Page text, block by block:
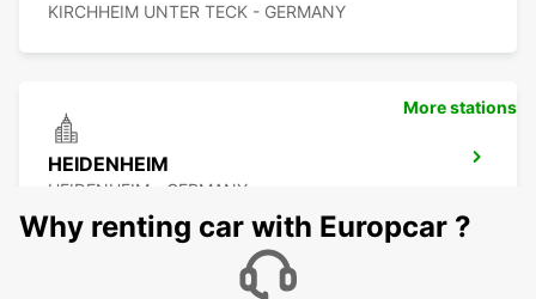
KIRCHHEIM UNTER TECK - GERMANY
HEIDENHEIM
HEIDENHEIM - GERMANY
More stations
Why renting car with Europcar ?